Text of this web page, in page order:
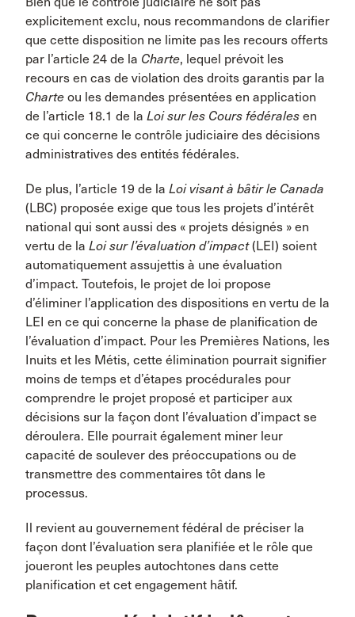
explicitement exclu, nous recommandons de clarifier
que cette disposition ne limite pas les recours offerts
par l’article 24 de la Charte, lequel prévoit les
recours en cas de violation des droits garantis par la
Charte ou les demandes présentées en application
de l’article 18.1 de la Loi sur les Cours fédérales en
ce qui concerne le contrôle judiciaire des décisions
administratives des entités fédérales.
De plus, l’article 19 de la Loi visant à bâtir le Canada
(LBC) proposée exige que tous les projets d’intérêt
national qui sont aussi des « projets désignés » en
vertu de la Loi sur l’évaluation d’impact(LEI) soient
automatiquement assujettis à une évaluation
d’impact. Toutefois, le projet de loi propose
d’éliminer l’application des dispositions en vertu de la
LEI en ce qui concerne la phase de planification de
l’évaluation d’impact. Pour les Premières Nations, les
Inuits et les Métis, cette élimination pourrait signifier
moins de temps et d’étapes procédurales pour
comprendre le projet proposé et participer aux
décisions sur la façon dont l’évaluation d’impact se
déroulera. Elle pourrait également miner leur
capacité de soulever des préoccupations ou de
transmettre des commentaires tôt dans le
processus.
Il revient au gouvernement fédéral de préciser la
façon dont l’évaluation sera planifiée et le rôle que
joueront les peuples autochtones dans cette
planification et cet engagement hâtif.